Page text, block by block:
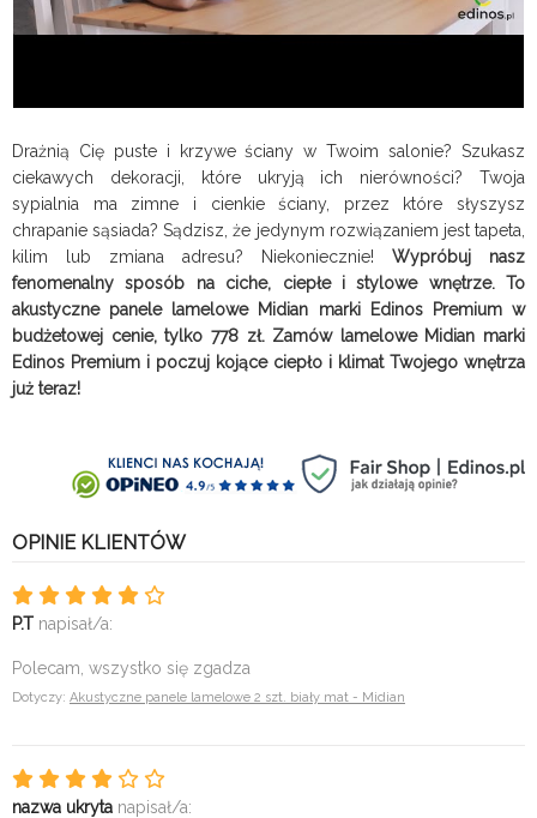
Drażnią Cię puste i krzywe ściany w Twoim salonie? Szukasz
ciekawych dekoracji, które ukryją ich nierówności? Twoja
sypialnia ma zimne i cienkie ściany, przez które słyszysz
chrapanie sąsiada? Sądzisz, że jedynym rozwiązaniem jest tapeta,
kilim lub zmiana adresu? Niekoniecznie! Wypróbuj nasz
fenomenalny sposób na ciche, ciepłe i stylowe wnętrze. To
akustyczne panele lamelowe Midian marki Edinos Premium w
budżetowej cenie, tylko 778 zł. Zamów lamelowe Midian marki
Edinos Premium i poczuj kojące ciepło i klimat Twojego wnętrza
już teraz!
OPINIE KLIENTÓW
P.T napisał/a:
Polecam, wszystko się zgadza
Dotyczy: Akustyczne panele lamelowe 2 szt. biały mat - Midian
nazwa ukryta napisał/a: